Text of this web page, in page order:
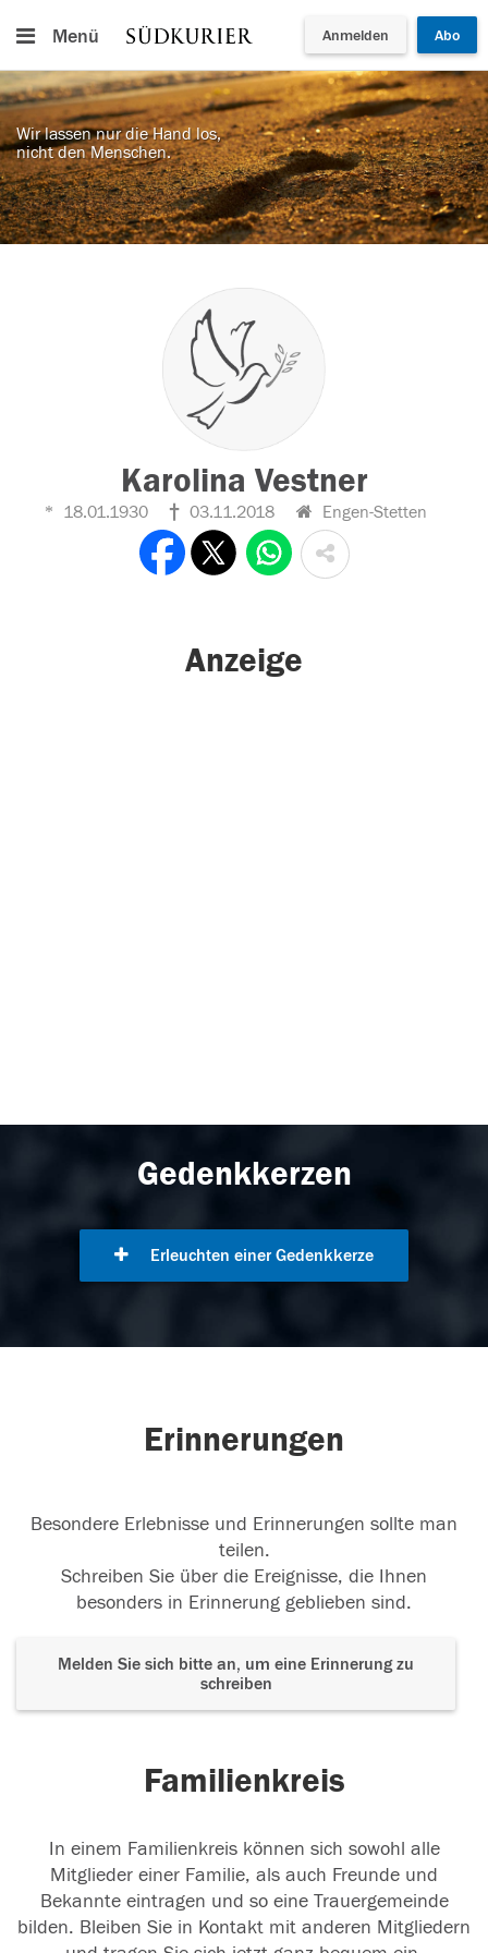
Menü Anmelden Abo
Wir lassen nur die Hand los,
nicht den Menschen.
Karolina Vestner
18.01.1930 03.11.2018 Engen-Stetten
Anzeige
Gedenkkerzen
Erleuchten einer Gedenkkerze
Erinnerungen
Besondere Erlebnisse und Erinnerungen sollte man
teilen.
Schreiben Sie über die Ereignisse, die Ihnen
besonders in Erinnerung geblieben sind.
Melden Sie sich bitte an, um eine Erinnerung zu
schreiben
Familienkreis
In einem Familienkreis können sich sowohl alle
Mitglieder einer Familie, als auch Freunde und
Bekannte eintragen und so eine Trauergemeinde
bilden. Bleiben Sie in Kontakt mit anderen Mitgliedern